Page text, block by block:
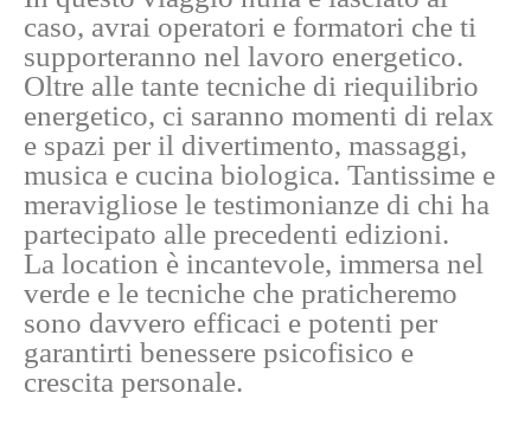
caso, avrai operatori e formatori che ti
supporteranno nel lavoro energetico.
Oltre alle tante tecniche di riequilibrio
energetico, ci saranno momenti di relax
e spazi per il divertimento, massaggi,
musica e cucina biologica. Tantissime e
meravigliose le testimonianze di chi ha
partecipato alle precedenti edizioni.
La location è incantevole, immersa nel
verde e le tecniche che praticheremo
sono davvero efficaci e potenti per
garantirti benessere psicofisico e
crescita personale.